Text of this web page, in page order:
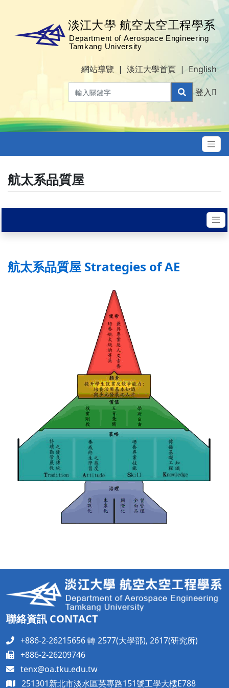
網站導覽 | 淡江大學首頁 | English
登入
航太系品質屋
航太系品質屋 Strategies of AE
聯絡資訊 CONTACT
+886-2-26215656 轉 2577(大學部), 2617(研究所)
+886-2-26209746
tenx@oa.tku.edu.tw
251301新北市淡水區英專路151號工學大樓E788